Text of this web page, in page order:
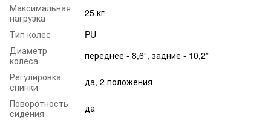
Максимальная
нагрузка
25 кг
Тип колес
PU
Диаметр
колеса
переднее - 8,6”, задние - 10,2”
Регулировка
спинки
да, 2 положения
Поворотность
сидения
да